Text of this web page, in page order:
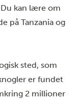
kan lære om
på Tanzania og
sted, som
er fundet
2 millioner